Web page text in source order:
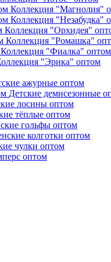
Коллекция "Магнолия"
Коллекция "Незабудка"
Коллекция "Орхидея"
Коллекция "Ромашка"
Коллекция "Фиалка" оптом
"Эрика" оптом
ажурные оптом
Детские демисезонные
лосины оптом
тёплые оптом
гольфы оптом
колготки оптом
чулки оптом
оптом